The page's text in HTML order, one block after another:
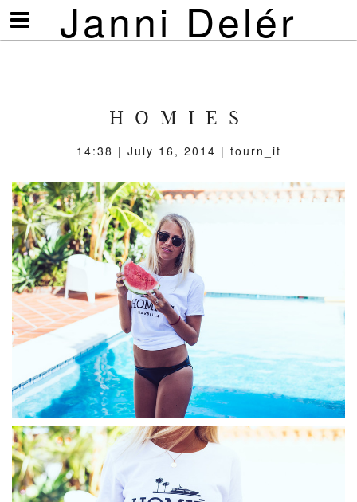
Janni Delér
Visa/göm
meny
H O M I E S
14:38 | July 16, 2014 | tourn_it